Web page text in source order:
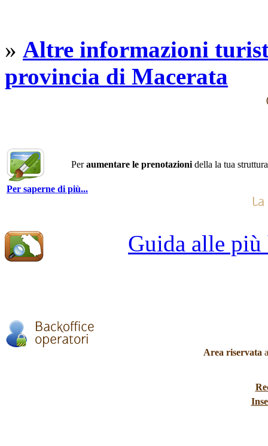
» Altre informazioni
provincia di Macerata
Peraumentare le prenotazioni della la tua
Per saperne di più...
Guida alle più
Area riservata